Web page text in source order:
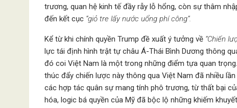
trương, quan hệ kinh tế đầy rẫy lỗ hổng, còn sự thâm
đến kết cục “giỏ tre lấy nước uổng phí công”.
Kể từ khi chính quyền Trump đề xuất ý tưởng về “Chiến
lực tái định hình trật tự châu Á-Thái Bình Dương thông
đó coi Việt Nam là một trong những điểm tựa quan
thúc đẩy chiến lược này thông qua Việt Nam đã nhiều
các hợp tác quân sự mang tính phô trương, từ thất bại
hóa, logic bá quyền của Mỹ đã bộc lộ những khiếm